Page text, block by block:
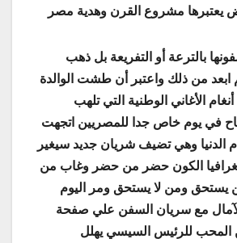
يعتبرها مشروع القرن وهدية مصر
بالترعة أو التفريعة بل ذهب
ابعد من ذلك واعتبر أن طشت الوالدة
الأغاني الوطنية التي تلهب
في يوم خاص جدا للمصريين اتجهت
أم الدنيا وهي تضيف شريان جديد سيغير
الكون حضر من حضر وغاب من
يستحق ومن لا يستحق ومر اليوم
مع سريان السفن علي صفحة
المحب للرئيس السيسي يهلل